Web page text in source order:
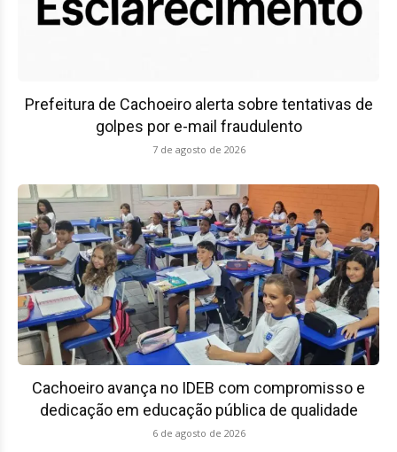
Prefeitura de Cachoeiro alerta sobre tentativas de
golpes por e-mail fraudulento
7 de agosto de 2026
Cachoeiro avança no IDEB com compromisso e
dedicação em educação pública de qualidade
6 de agosto de 2026